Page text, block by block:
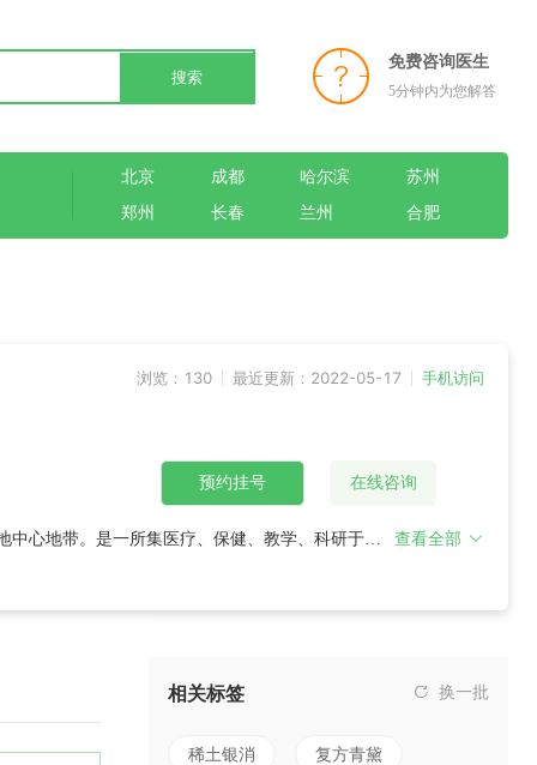
搜索
免费咨询医生
5分钟内为您解答
北京
郑州
成都
长春
哈尔滨
兰州
苏州
合肥
浏览：130 最近更新：2022-05-17 手机访问
中心地带。是一所集医疗、保健、教学、科研于一
查看全部
预约挂号 在线咨询
相关标签 换一批
稀土银消 复方青黛